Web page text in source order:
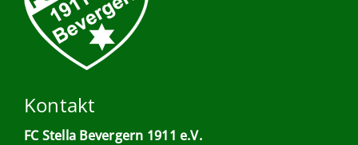
Kontakt
FC Stella Bevergern 1911 e.V.